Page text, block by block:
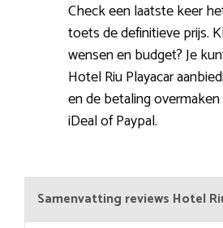
Check een laatste keer
toets de definitieve prijs.
wensen en budget? Je
Hotel Riu Playacar
en de betaling overmaken
iDeal of Paypal.
Samenvatting reviews Hotel